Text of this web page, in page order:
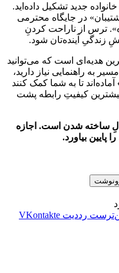
جدید تشکیل داده‌اید.
در جایگاه محترمی
ترس از ناراحت کردنِ
زندگیِ آینده‌تان شود.
هدیه‌ای است که می‌توانید
به راهنمایی نیاز دارید،
آماده‌اند تا به شما کمک کنند
بیشترین کیفیتِ رابطه پشت
ساخته شدن است. اجازه
پایین بیاورد.
‫رددیت ‫VKontakte